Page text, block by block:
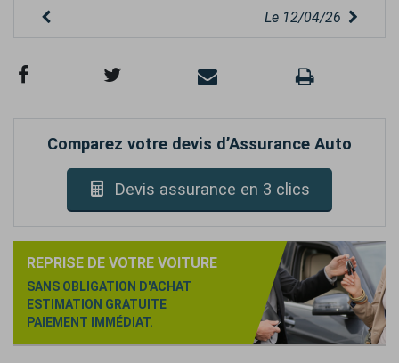
Le 12/04/26
Comparez votre devis d’Assurance Auto
Devis assurance en 3 clics
REPRISE DE VOTRE VOITURE
SANS OBLIGATION D'ACHAT
ESTIMATION GRATUITE
PAIEMENT IMMÉDIAT.